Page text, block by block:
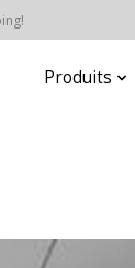
Produits
Items